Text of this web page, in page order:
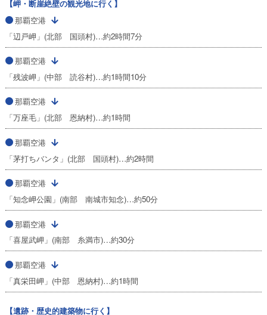
【岬・断崖絶壁の観光地に行く】
那覇空港
「辺戸岬」(北部 国頭村)…約2時間7分
那覇空港
「残波岬」(中部 読谷村)…約1時間10分
那覇空港
「万座毛」(北部 恩納村)…約1時間
那覇空港
「茅打ちバンタ」(北部 国頭村)…約2時間
那覇空港
「知念岬公園」(南部 南城市知念)…約50分
那覇空港
「喜屋武岬」(南部 糸満市)…約30分
那覇空港
「真栄田岬」(中部 恩納村)…約1時間
【遺跡・歴史的建築物に行く】